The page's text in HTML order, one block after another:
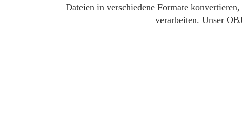
Dateien in verschiedene Formate
verarbeiten. Unser